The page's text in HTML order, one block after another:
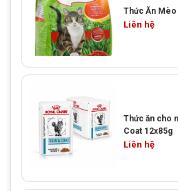
Thức Ăn
Liên hệ
Thức ăn cho
Coat 12x85g
Liên hệ